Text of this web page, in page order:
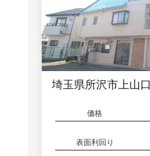
埼玉県所沢市上山
価格
表面利回り